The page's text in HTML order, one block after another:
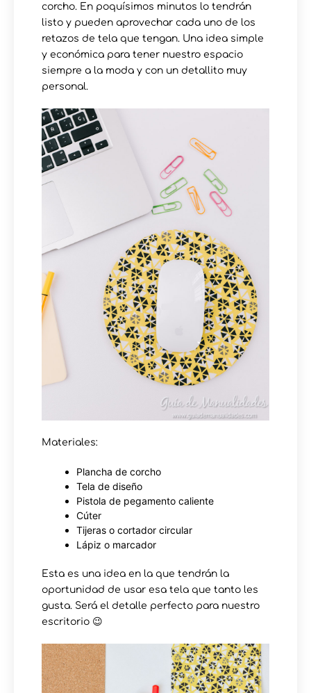
corcho. En poquísimos minutos lo tendrán
listo y pueden aprovechar cada uno de los
retazos de tela que tengan. Una idea simple
y económica para tener nuestro espacio
siempre a la moda y con un detallito muy
personal.
Materiales:
Plancha de corcho
Tela de diseño
Pistola de pegamento caliente
Cúter
Tijeras o cortador circular
Lápiz o marcador
Esta es una idea en la que tendrán la
oportunidad de usar esa tela que tanto les
gusta. Será el detalle perfecto para nuestro
escritorio 😉